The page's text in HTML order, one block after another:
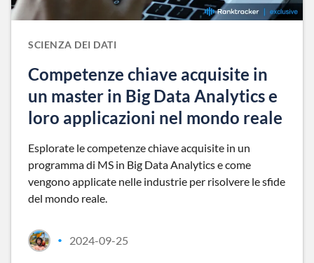
SCIENZA DEI DATI
Competenze chiave acquisite in
un master in Big Data Analytics e
loro applicazioni nel mondo reale
Esplorate le competenze chiave acquisite in un
programma di MS in Big Data Analytics e come
vengono applicate nelle industrie per risolvere le sfide
del mondo reale.
• 2024-09-25